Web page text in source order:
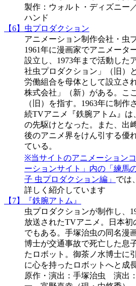
製作：ウォルト・ディズニー
ハンド
【6】虫プロダクション
アニメーション制作会社・虫
1961年に漫画家でアニメータ
設立し、1973年まで活動した
社虫プロダクション」（旧）
労働組合を母体として設立さ
株式会社」（新）がある。こ
（旧）を指す。1963年に制作
続TVアニメ『鉄腕アトム』は
の先駆けとなった。また、出
後のアニメ界をけん引する優
ている。
※当サイトのアニメーション
ーションサイト」内の 「練馬
子 虫プロダクション編」 では
詳しく紹介しています
【7】『鉄腕アトム』
虫プロダクションが制作し、
放送されたTVアニメ。日本初
でもある。手塚治虫の同名漫
博士が交通事故で死亡した息
たロボット。御茶ノ水博士に
に心を持ったロボットへと成
原作・演出：手塚治虫 演出